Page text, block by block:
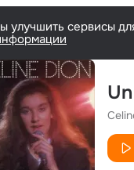
сервисы